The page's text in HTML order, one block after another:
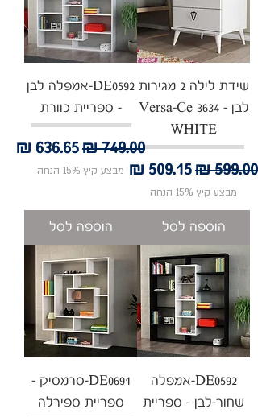
שידת לילה 2 מגירות
לבן - Versa-Ce 3634
WHITE
מחיר רגילמחיר מבצע
מבצע קיץ 15% הנחה
הוספה לסל
DE0592-אמפלה לבן
- ספריית כוורת
מחיר רגילמחיר
מבצע קיץ 15% הנחה
הוספה לסל
DE0592-אמפלה
שחור-לבן - ספריית
DE0691-סרמסיק -
ספריית ספירלה